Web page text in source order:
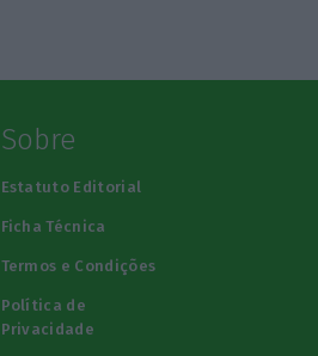
Sobre
Estatuto Editorial
Ficha Técnica
Termos e Condições
Política de
Privacidade